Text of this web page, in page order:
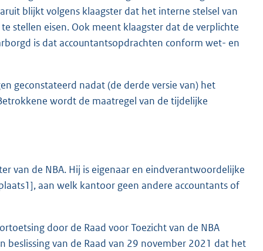
blijkt volgens klaagster dat het interne stelsel van
stellen eisen. Ook meent klaagster dat de verplichte
is dat accountantsopdrachten conform wet- en
geconstateerd nadat (de derde versie van) het
wordt de maatregel van de tijdelijke
van de NBA. Hij is eigenaar en eindverantwoordelijke
aan welk kantoor geen andere accountants of
door de Raad voor Toezicht van de NBA
beslissing van de Raad van 29 november 2021 dat het